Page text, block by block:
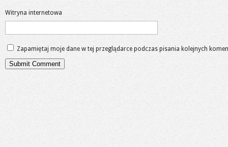
Witryna internetowa
Zapamiętaj moje dane w tej przeglądarce podczas pisania kolejnych